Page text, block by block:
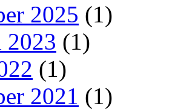
2025 (1)
2023 (1)
(1)
2021 (1)